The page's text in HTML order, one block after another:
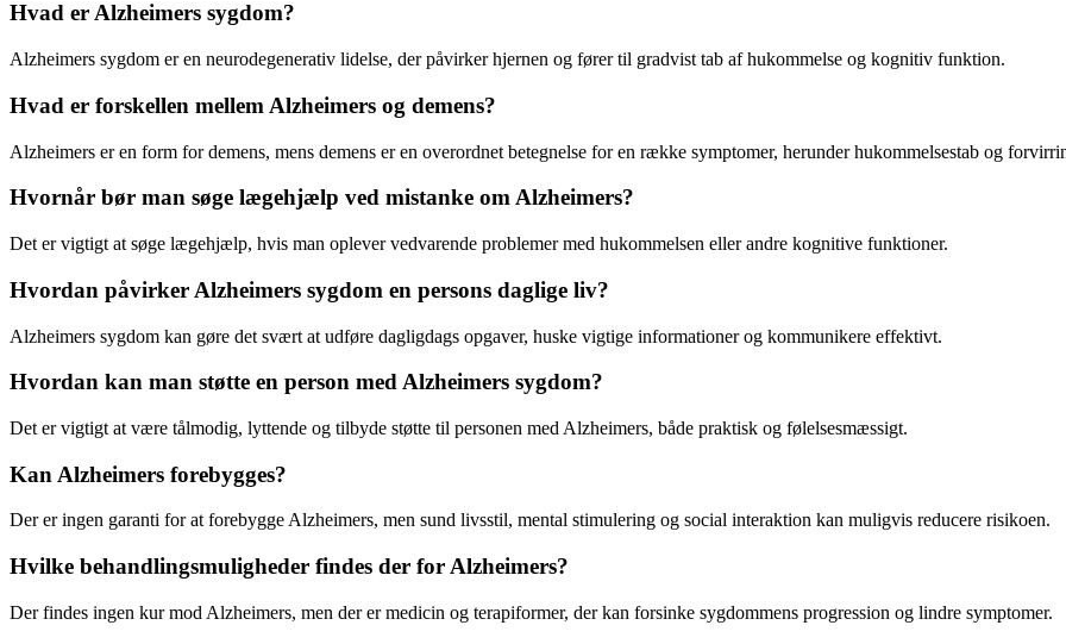
Hvad er Alzheimers sygdom?
Alzheimers sygdom er en neurodegenerativ lidelse, der påvirker hjernen og fører til gradvist tab af hukommelse og kognitiv funktion.
Hvad er forskellen mellem Alzheimers og demens?
Alzheimers er en form for demens, mens demens er en overordnet betegnelse for en række symptomer, herunder hukommelsestab og
Hvornår bør man søge lægehjælp ved mistanke om Alzheimers?
Det er vigtigt at søge lægehjælp, hvis man oplever vedvarende problemer med hukommelsen eller andre kognitive funktioner.
Hvordan påvirker Alzheimers sygdom en persons daglige liv?
Alzheimers sygdom kan gøre det svært at udføre dagligdags opgaver, huske vigtige informationer og kommunikere effektivt.
Hvordan kan man støtte en person med Alzheimers sygdom?
Det er vigtigt at være tålmodig, lyttende og tilbyde støtte til personen med Alzheimers, både praktisk og følelsesmæssigt.
Kan Alzheimers forebygges?
Der er ingen garanti for at forebygge Alzheimers, men sund livsstil, mental stimulering og social interaktion kan muligvis reducere risikoen.
Hvilke behandlingsmuligheder findes der for Alzheimers?
Der findes ingen kur mod Alzheimers, men der er medicin og terapiformer, der kan forsinke sygdommens progression og lindre symptomer.